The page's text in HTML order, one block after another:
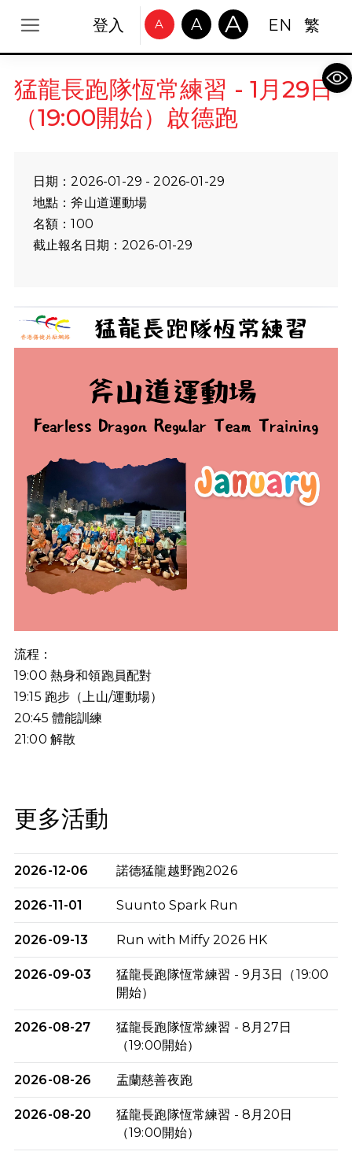
登入 A A A EN 繁
猛龍長跑隊恆常練習 - 1月29日
（19:00開始）啟德跑
日期：2026-01-29 - 2026-01-29
地點：斧山道運動場
名額：100
截止報名日期：2026-01-29
流程：
19:00 熱身和領跑員配對
19:15 跑步（上山/運動場）
20:45 體能訓練
21:00 解散
更多活動
2026-12-06 諾德猛龍越野跑2026
2026-11-01 Suunto Spark Run
2026-09-13 Run with Miffy 2026 HK
2026-09-03
猛龍長跑隊恆常練習 - 9月3日（19:00
開始）
2026-08-27
猛龍長跑隊恆常練習 - 8月27日
（19:00開始）
2026-08-26 盂蘭慈善夜跑
2026-08-20
猛龍長跑隊恆常練習 - 8月20日
（19:00開始）